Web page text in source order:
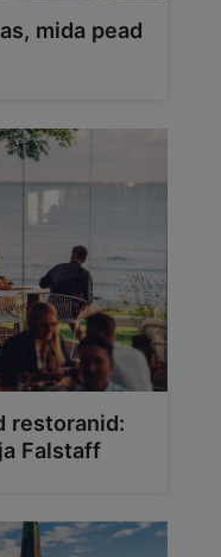
mida pead
restoranid:
Falstaff